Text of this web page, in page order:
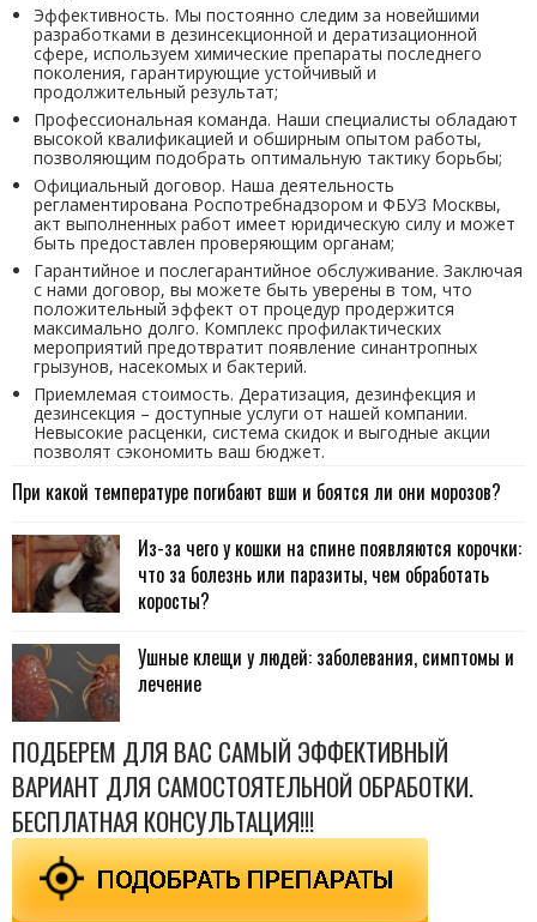
Эффективность. Мы постоянно следим за новейшими
разработками в дезинсекционной и дератизационной
сфере, используем химические препараты последнего
поколения, гарантирующие устойчивый и
продолжительный результат;
Профессиональная команда. Наши специалисты обладают
высокой квалификацией и обширным опытом работы,
позволяющим подобрать оптимальную тактику борьбы;
Официальный договор. Наша деятельность
регламентирована Роспотребнадзором и ФБУЗ Москвы,
акт выполненных работ имеет юридическую силу и может
быть предоставлен проверяющим органам;
Гарантийное и послегарантийное обслуживание. Заключая
с нами договор, вы можете быть уверены в том, что
положительный эффект от процедур продержится
максимально долго. Комплекс профилактических
мероприятий предотвратит появление синантропных
грызунов, насекомых и бактерий.
Приемлемая стоимость. Дератизация, дезинфекция и
дезинсекция – доступные услуги от нашей компании.
Невысокие расценки, система скидок и выгодные акции
позволят сэкономить ваш бюджет.
При какой температуре погибают вши и боятся ли они морозов?
Из-за чего у кошки на спине появляются корочки:
что за болезнь или паразиты, чем обработать
коросты?
Ушные клещи у людей: заболевания, симптомы и
лечение
ПОДБЕРЕМ ДЛЯ ВАС САМЫЙ ЭФФЕКТИВНЫЙ
ВАРИАНТ ДЛЯ САМОСТОЯТЕЛЬНОЙ ОБРАБОТКИ.
БЕСПЛАТНАЯ КОНСУЛЬТАЦИЯ!!!